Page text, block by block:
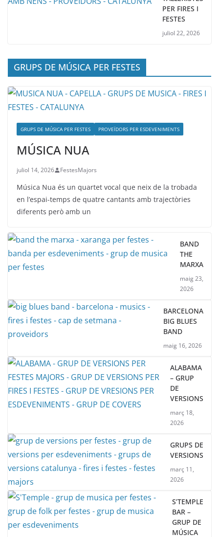
PER FIRES I
FESTES
juliol 22, 2026
GRUPS DE MÚSICA PER FESTES
GRUPS DE MÚSICA PER FESTES PROVEÏDORS PER ESDEVENIMENTS
MÚSICA NUA
juliol 14, 2026 FestesMajors
Música Nua és un quartet vocal que neix de la trobada
en l’espai-temps de quatre cantants amb trajectòries
diferents però amb un
BAND
THE
MARXA
maig 23,
2026
BARCELONA
BIG BLUES
BAND
maig 16, 2026
ALABAMA
– GRUP
DE
VERSIONS
març 18,
2026
GRUPS DE
VERSIONS
març 11,
2026
S’TEMPLE
BAR –
GRUP DE
MÚSICA